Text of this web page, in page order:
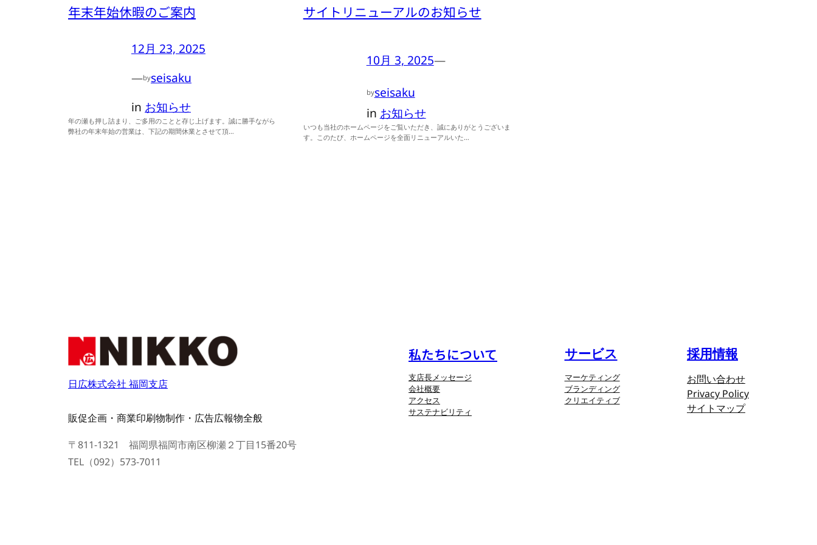
年末年始休暇のご案内
12月 23, 2025
—byseisaku
in お知らせ
年の瀬も押し詰まり、ご多用のことと存じ上げます。誠に勝手ながら
弊社の年末年始の営業は、下記の期間休業とさせて頂…
サイトリニューアルのお知らせ
10月 3, 2025—
byseisaku
in お知らせ
いつも当社のホームページをご覧いただき、誠にありがとうございま
す。このたび、ホームページを全面リニューアルいた…
日広株式会社 福岡支店
販促企画・商業印刷物制作・広告広報物全般
〒811-1321 福岡県福岡市南区柳瀬２丁目15番20号
TEL（092）573-7011
私たちについて
支店長メッセージ
会社概要
アクセス
サステナビリティ
サービス
マーケティング
ブランディング
クリエイティブ
採用情報
お問い合わせ
Privacy Policy
サイトマップ